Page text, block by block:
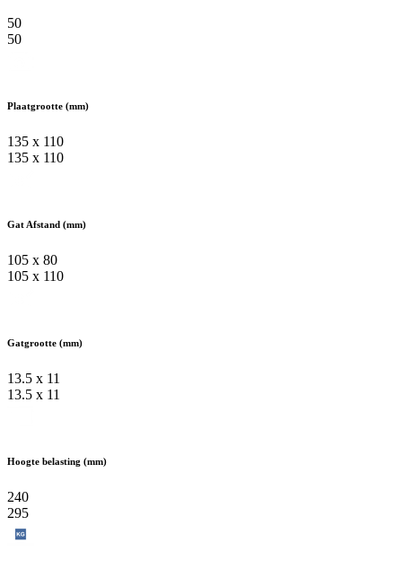
50
50
Plaatgrootte (mm)
135 x 110
135 x 110
Gat Afstand (mm)
105 x 80
105 x 110
Gatgrootte (mm)
13.5 x 11
13.5 x 11
Hoogte belasting (mm)
240
295